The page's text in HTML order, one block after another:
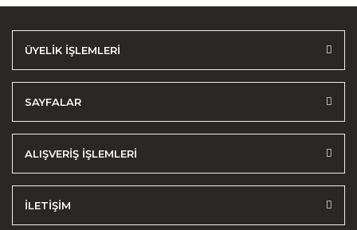
ÜYELİK İŞLEMLERİ
SAYFALAR
ALIŞVERİŞ İŞLEMLERİ
İLETİŞİM